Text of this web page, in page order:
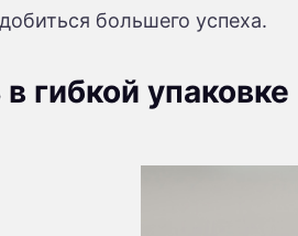
большего успеха.
гибкой упаковке